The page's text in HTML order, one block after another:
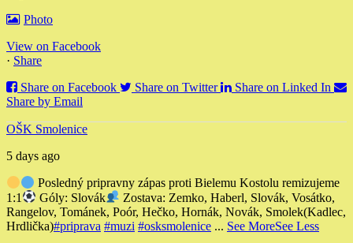
Photo
View on Facebook
· Share
Share on Facebook
Share on Twitter
Share on Linked In
Share by Email
OŠK Smolenice
5 days ago
Posledný pripravny zápas proti Bielemu Kostolu remizujeme
1:1
Góly: Slovák
Zostava: Zemko, Haberl, Slovák, Vosátko,
Rangelov, Tománek, Poór, Hečko, Hornák, Novák, Smolek(Kadlec,
Hrdlička)#priprava #muzi #osksmolenice ... See MoreSee Less